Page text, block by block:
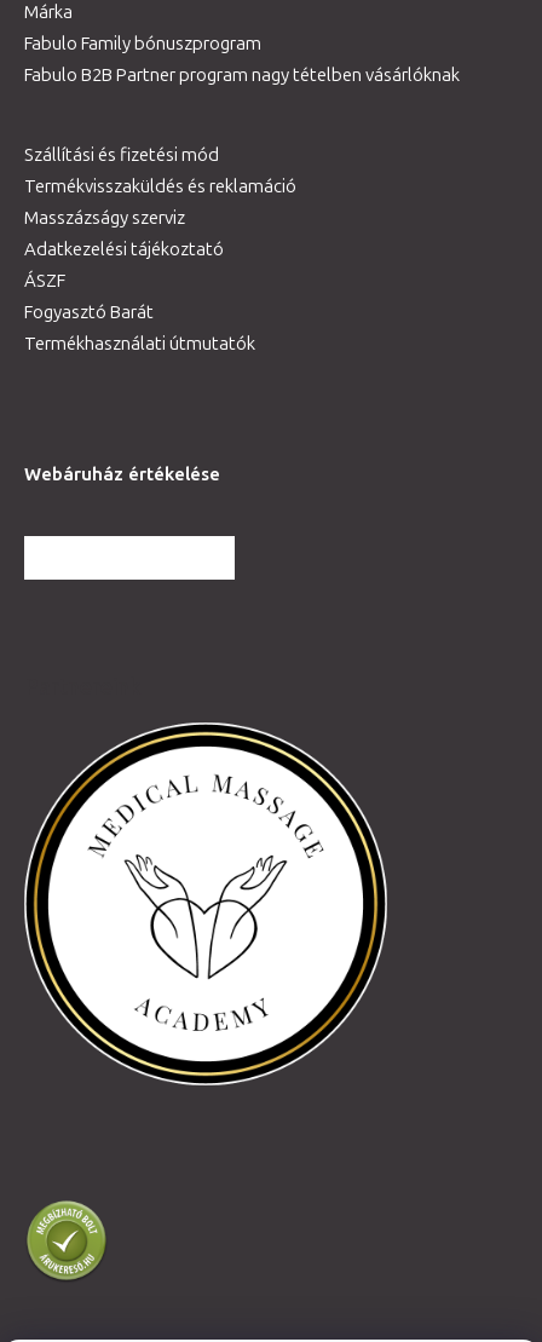
Márka
Fabulo Family bónuszprogram
Fabulo B2B Partner program nagy tételben vásárlóknak
Szállítási és fizetési mód
Termékvisszaküldés és reklamáció
Masszázságy szerviz
Adatkezelési tájékoztató
ÁSZF
Fogyasztó Barát
Termékhasználati útmutatók
Webáruház értékelése